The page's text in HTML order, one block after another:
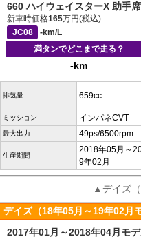
660 ハイウェイスターX 助手
新車時価格165万円(税込)
JC08
-km/L
満タンでどこまで走る？
-km
排気量 659cc
ミッション インパネCVT
最大出力 49ps/6500rpm
生産期間
2018年05月～
9年02月
▲デイズ
デイズ（18年05月～19年02月
2017年01月～2018年04月モ